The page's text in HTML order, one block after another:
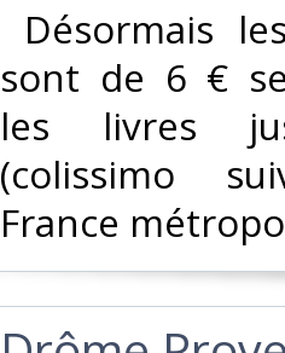
Désormais
sont de 6 €
les livres
(colissimo
France